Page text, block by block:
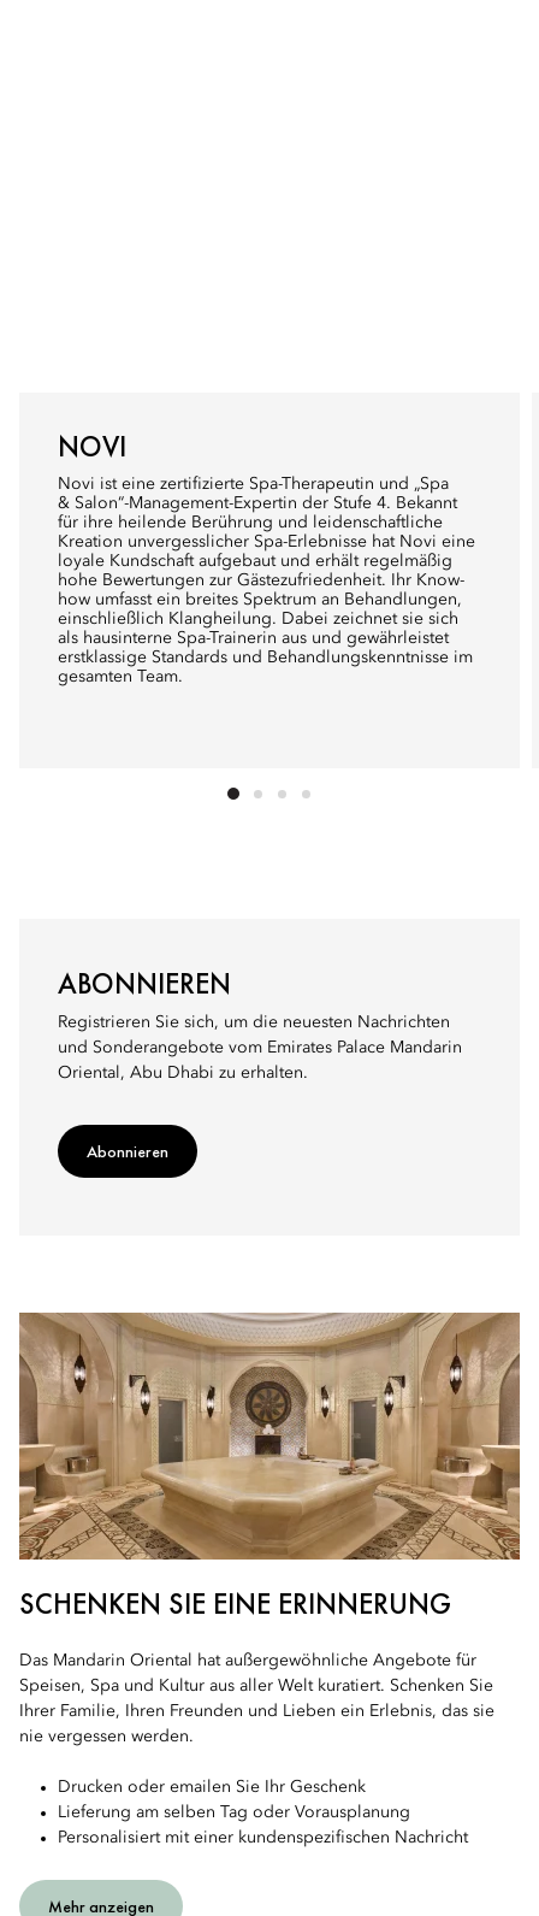
NOVI
Novi ist eine zertifizierte Spa-Therapeutin und „Spa
& Salon“-Management-Expertin der Stufe 4. Bekannt
für ihre heilende Berührung und leidenschaftliche
Kreation unvergesslicher Spa-Erlebnisse hat Novi eine
loyale Kundschaft aufgebaut und erhält regelmäßig
hohe Bewertungen zur Gästezufriedenheit. Ihr Know-
how umfasst ein breites Spektrum an Behandlungen,
einschließlich Klangheilung. Dabei zeichnet sie sich
als hausinterne Spa-Trainerin aus und gewährleistet
erstklassige Standards und Behandlungskenntnisse im
gesamten Team.
ABONNIEREN
Registrieren Sie sich, um die neuesten Nachrichten
und Sonderangebote vom Emirates Palace Mandarin
Oriental, Abu Dhabi zu erhalten.
Abonnieren
SCHENKEN SIE EINE ERINNERUNG
Das Mandarin Oriental hat außergewöhnliche Angebote für
Speisen, Spa und Kultur aus aller Welt kuratiert. Schenken Sie
Ihrer Familie, Ihren Freunden und Lieben ein Erlebnis, das sie
nie vergessen werden.
Drucken oder emailen Sie Ihr Geschenk
Lieferung am selben Tag oder Vorausplanung
Personalisiert mit einer kundenspezifischen Nachricht
Mehr anzeigen